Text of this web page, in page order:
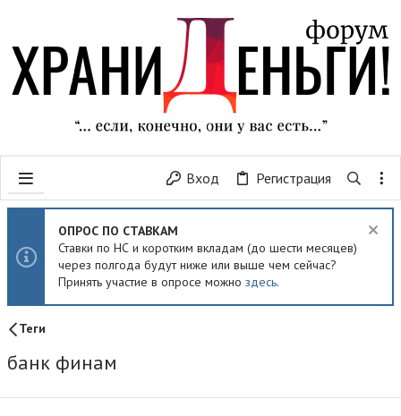
Вход Регистрация
ОПРОС ПО СТАВКАМ
Ставки по НС и коротким вкладам (до шести месяцев)
через полгода будут ниже или выше чем сейчас?
Принять участие в опросе можно здесь.
Теги
банк финам